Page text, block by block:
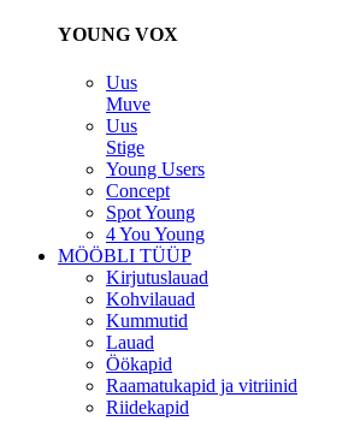
YOUNG VOX
Uus
Muve
Uus
Stige
Young Users
Concept
Spot Young
4 You Young
MÖÖBLI TÜÜP
Kirjutuslauad
Kohvilauad
Kummutid
Lauad
Öökapid
Raamatukapid ja vitriinid
Riidekapid